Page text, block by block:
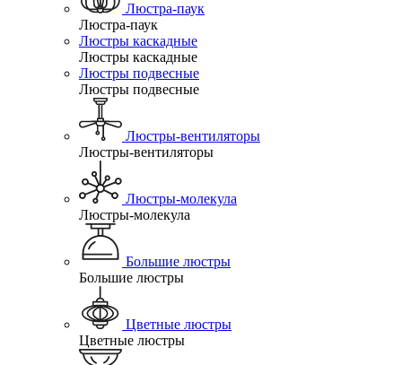
Люстра-паук
Люстра-паук
Люстры каскадные
Люстры каскадные
Люстры подвесные
Люстры подвесные
Люстры-вентиляторы
Люстры-вентиляторы
Люстры-молекула
Люстры-молекула
Большие люстры
Большие люстры
Цветные люстры
Цветные люстры